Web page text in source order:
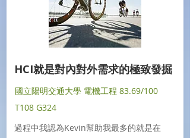
HCI就是對內對外需求的極致發掘
國立陽明交通大學 電機工程 83.69/100
T108 G324
過程中我認為Kevin幫助我最多的就是在